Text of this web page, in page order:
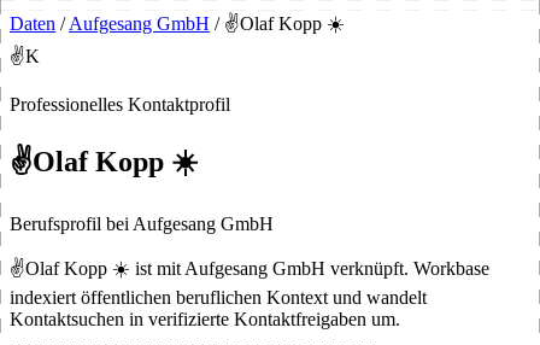
Daten / Aufgesang GmbH / ✌️Olaf Kopp ☀️
✌K
Professionelles Kontaktprofil
✌️Olaf Kopp ☀️
Berufsprofil bei Aufgesang GmbH
✌️Olaf Kopp ☀️ ist mit Aufgesang GmbH verknüpft. Workbase
indexiert öffentlichen beruflichen Kontext und wandelt
Kontaktsuchen in verifizierte Kontaktfreigaben um.